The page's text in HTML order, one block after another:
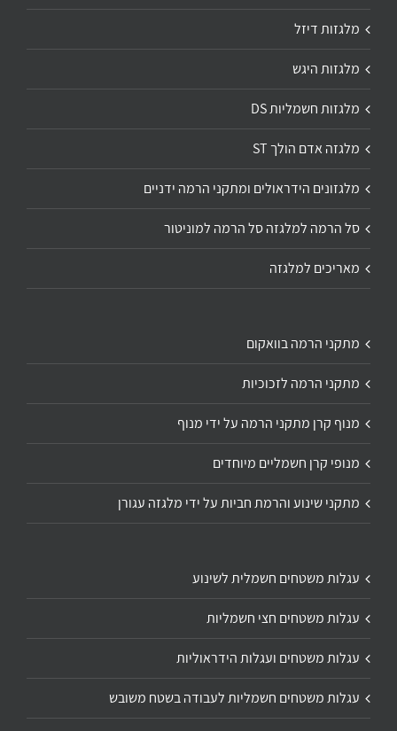
מלגזות דיזל
מלגזות היגש
מלגזות חשמליות DS
מלגזה אדם הולך ST
מלגזונים הידראולים ומתקני הרמה ידניים
סל הרמה למלגזה סל הרמה למוניטור
מאריכים למלגזה
מתקני הרמה בוואקום
מתקני הרמה לזכוכיות
מנוף קרן מתקני הרמה על ידי מנוף
מנופי קרן חשמליים מיוחדים
מתקני שינוע והרמת חביות על ידי מלגזה עגורן
עגלות משטחים חשמלית לשינוע
עגלות משטחים חצי חשמליות
עגלות משטחים ועגלות הידראוליות
עגלות משטחים חשמליות לעבודה בשטח משובש